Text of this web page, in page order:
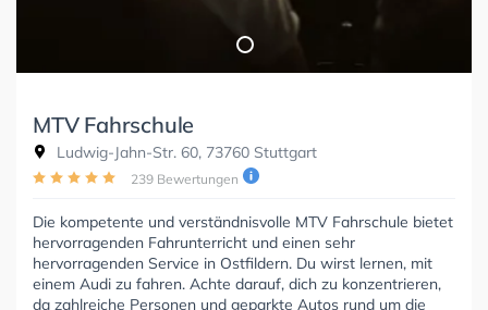
MTV Fahrschule
Ludwig-Jahn-Str. 60, 73760 Stuttgart
239 Bewertungen
Die kompetente und verständnisvolle MTV Fahrschule bietet
hervorragenden Fahrunterricht und einen sehr
hervorragenden Service in Ostfildern. Du wirst lernen, mit
einem Audi zu fahren. Achte darauf, dich zu konzentrieren,
da zahlreiche Personen und geparkte Autos rund um die